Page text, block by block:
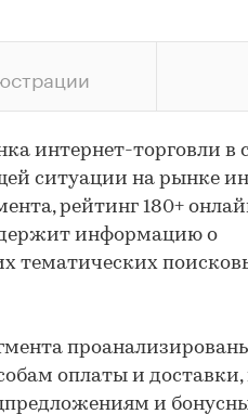
интернет-торговли в
ситуации на рынке
рейтинг 180+
информацию о
тематических
оплаты и доставки,
и